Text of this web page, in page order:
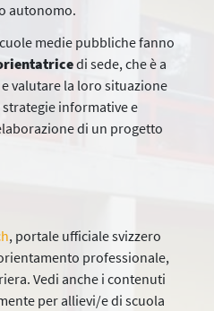
autonomo.
medie pubbliche fanno
di sede, che è a
valutare la loro situazione
informative e
di un progetto
, portale ufficiale svizzero
professionale,
Vedi anche i contenuti
per allievi/e di scuola